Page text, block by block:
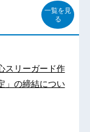
一覧を見
る
スリーガード作
」の締結につい